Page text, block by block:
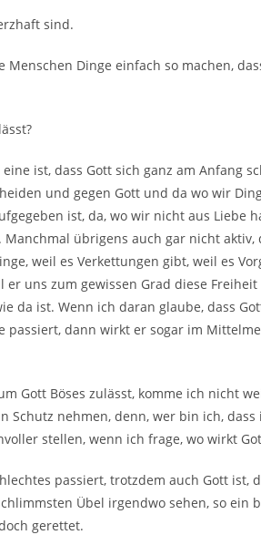
sind.
Dinge einfach so machen,
ist, dass Gott sich ganz am Anfang
und gegen Gott und da wo wir
ist, da, wo wir nicht aus Liebe
übrigens auch gar nicht aktiv,
weil es Verkettungen gibt, weil es
uns zum gewissen Grad diese Freiheit
da ist. Wenn ich daran glaube, dass
passiert, dann wirkt er sogar im
Gott Böses zulässt, komme ich nicht
nehmen, denn, wer bin ich, dass
stellen, wenn ich frage, wo wirkt
passiert, trotzdem auch Gott ist,
Übel irgendwo sehen, so ein
gerettet.